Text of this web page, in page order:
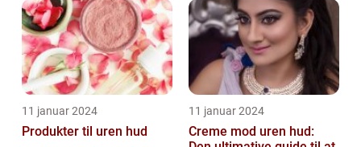
11 januar 2024
Produkter til uren hud
11 januar 2024
Creme mod uren hud: